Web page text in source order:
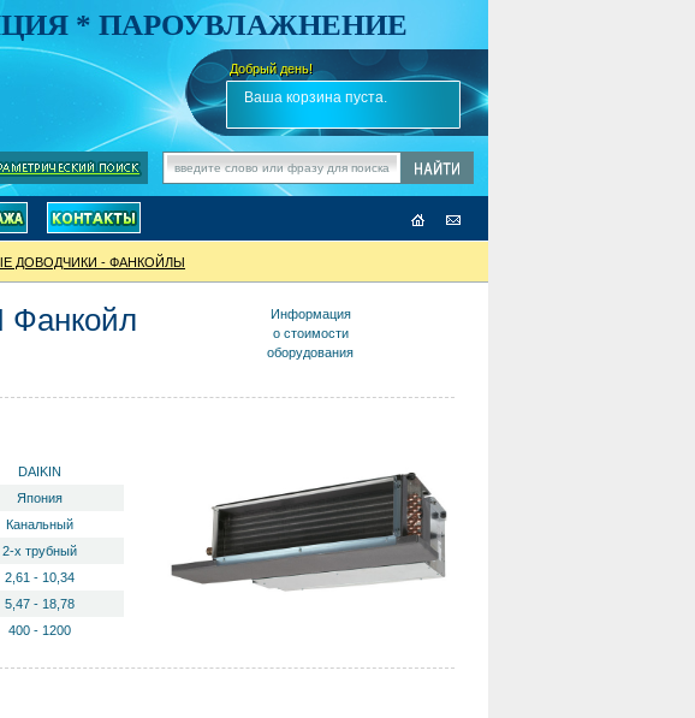
* ПАРОУВЛАЖНЕНИЕ
Добрый день!
✎Ваша корзина пуста.
ДОВОДЧИКИ - ФАНКОЙЛЫ
Фанкойл
Информация
о стоимости
оборудования
DAIKIN
Япония
Канальный
2-х трубный
2,61 - 10,34
5,47 - 18,78
400 - 1200